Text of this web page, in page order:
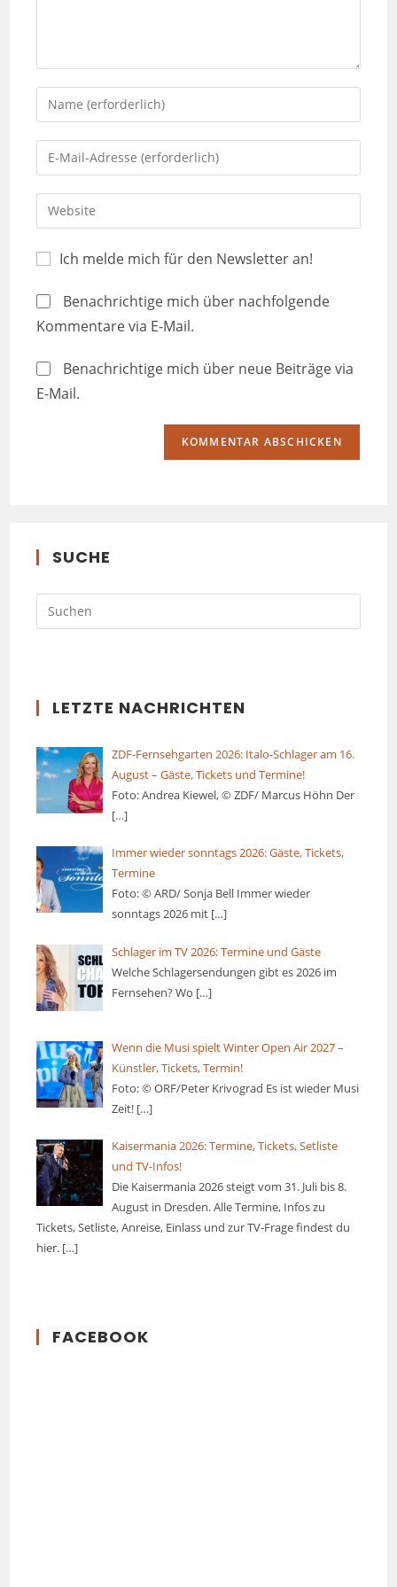
Ich melde mich für den Newsletter an!
Benachrichtige mich über nachfolgende
Kommentare via E-Mail.
Benachrichtige mich über neue Beiträge via
E-Mail.
SUCHE
LETZTE NACHRICHTEN
ZDF-Fernsehgarten 2026: Italo-Schlager am 16.
August – Gäste, Tickets und Termine!
Foto: Andrea Kiewel, © ZDF/ Marcus Höhn Der
[…]
Immer wieder sonntags 2026: Gäste, Tickets,
Termine
Foto: © ARD/ Sonja Bell Immer wieder
sonntags 2026 mit […]
Schlager im TV 2026: Termine und Gäste
Welche Schlagersendungen gibt es 2026 im
Fernsehen? Wo […]
Wenn die Musi spielt Winter Open Air 2027 –
Künstler, Tickets, Termin!
Foto: © ORF/Peter Krivograd Es ist wieder Musi
Zeit! […]
Kaisermania 2026: Termine, Tickets, Setliste
und TV-Infos!
Die Kaisermania 2026 steigt vom 31. Juli bis 8.
August in Dresden. Alle Termine, Infos zu
Tickets, Setliste, Anreise, Einlass und zur TV-Frage findest du
hier. […]
FACEBOOK